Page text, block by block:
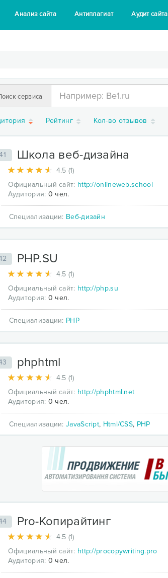
Анализ сайта Антиплагиат Аудит сайта
сервиса
Рейтинг Кол-во отзывов
Школа веб-дизайна
4.5 (1)
Официальный сайт: http://onlineweb.school
Аудитория: 0 чел.
Специализации: Веб-дизайн
PHP.SU
4.5 (1)
Официальный сайт: http://php.su
Аудитория: 0 чел.
Специализации: PHP
phphtml
4.5 (1)
Официальный сайт: http://phphtml.net
Аудитория: 0 чел.
Специализации:JavaScript, Html/CSS, PHP
Pro-Копирайтинг
4.5 (1)
Официальный сайт: http://procopywriting.pro
Аудитория: 0 чел.